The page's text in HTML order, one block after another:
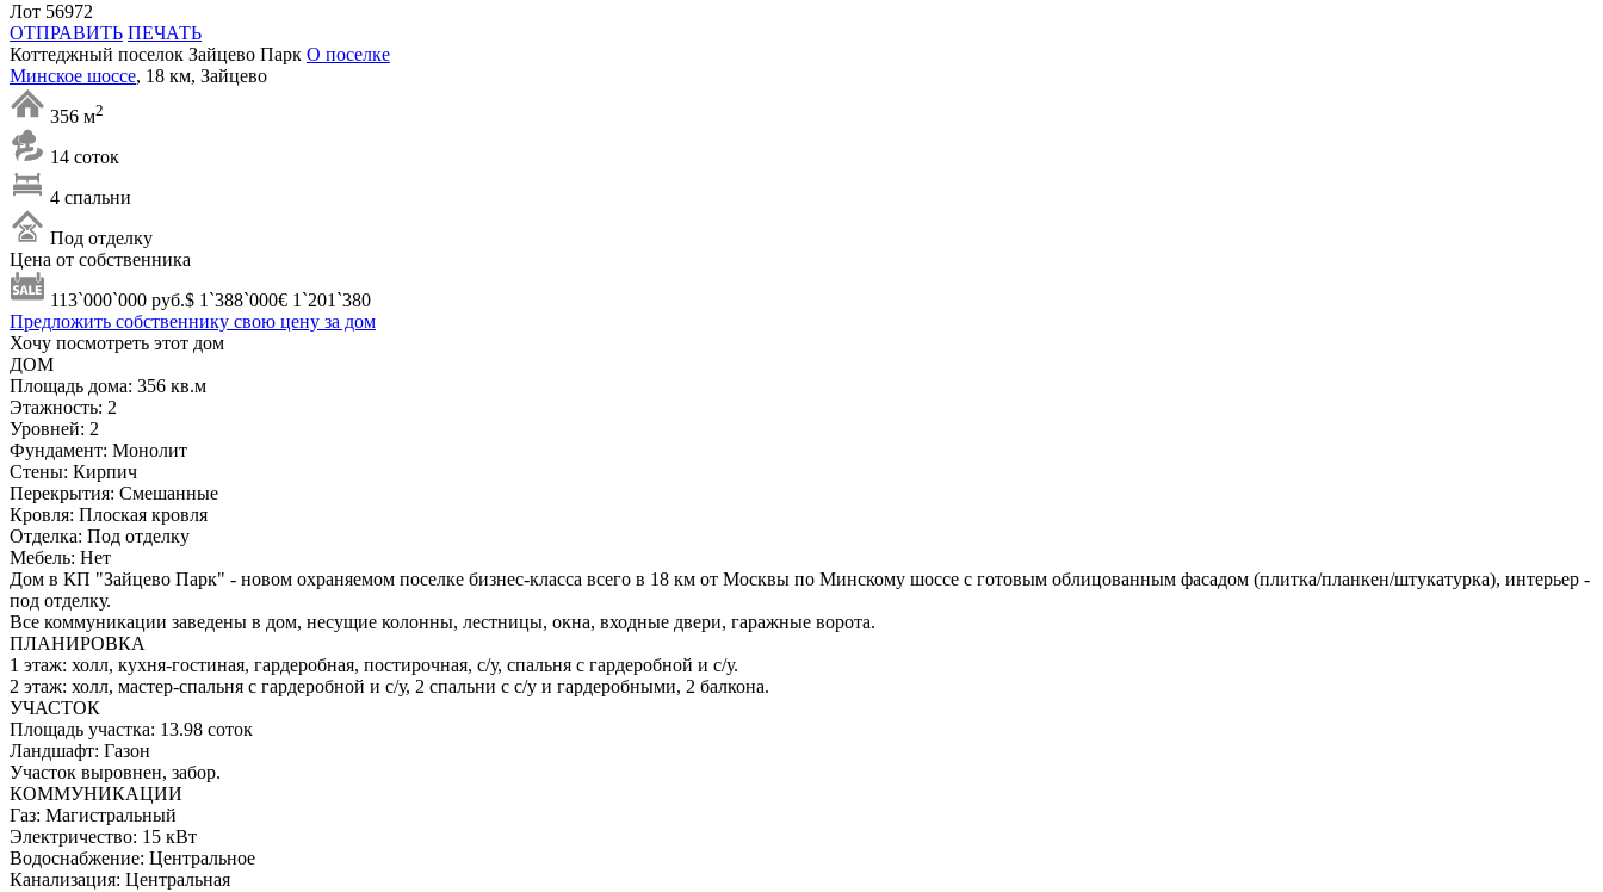
Лот 56972
ОТПРАВИТЬ ПЕЧАТЬ
Коттеджный поселок Зайцево Парк О поселке
Минское шоссе, 18 км, Зайцево
356 м2
14 соток
4 спальни
Под отделку
Цена от собственника
113`000`000 руб.$ 1`388`000€ 1`201`380
Предложить собственнику свою цену за дом
Хочу посмотреть этот дом
ДОМ
Площадь дома: 356 кв.м
Этажность: 2
Уровней: 2
Фундамент: Монолит
Стены: Кирпич
Перекрытия: Смешанные
Кровля: Плоская кровля
Отделка: Под отделку
Мебель: Нет
Дом в КП "Зайцево Парк" - новом охраняемом поселке бизнес-класса всего в 18 км от Москвы по Минскому шоссе с готовым облицованным фасадом (плитка/планкен/штукатурка), интерьер -
под отделку.
Все коммуникации заведены в дом, несущие колонны, лестницы, окна, входные двери, гаражные ворота.
ПЛАНИРОВКА
1 этаж: холл, кухня-гостиная, гардеробная, постирочная, с/у, спальня с гардеробной и с/у.
2 этаж: холл, мастер-спальня с гардеробной и с/у, 2 спальни с с/у и гардеробными, 2 балкона.
УЧАСТОК
Площадь участка: 13.98 соток
Ландшафт: Газон
Участок выровнен, забор.
КОММУНИКАЦИИ
Газ: Магистральный
Электричество: 15 кВт
Водоснабжение: Центральное
Канализация: Центральная